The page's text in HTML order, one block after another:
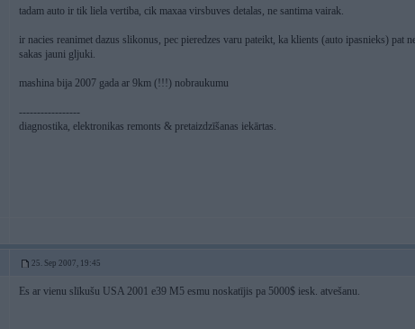
tadam auto ir tik liela vertiba, cik maxaa virsbuves detalas, ne santima vairak.
ir nacies reanimet dazus slikonus, pec pieredzes varu pateikt, ka klients (auto ipasnieks) pat
sakas jauni gljuki.
mashina bija 2007 gada ar 9km (!!!) nobraukumu
-----------------
diagnostika, elektronikas remonts & pretaizdzīšanas iekārtas.
25. Sep 2007, 19:45
Es ar vienu slīkušu USA 2001 e39 M5 esmu noskatījis pa 5000$ iesk. atvešanu.